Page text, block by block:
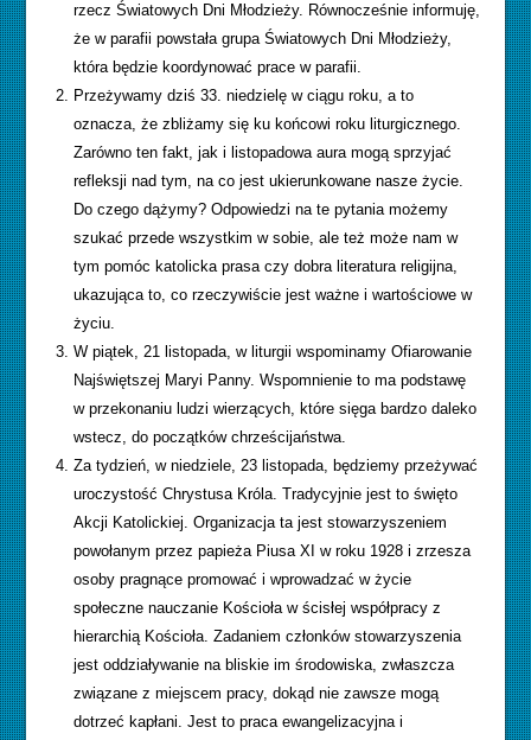
rzecz Światowych Dni Młodzieży. Równocześnie informuję,
że w parafii powstała grupa Światowych Dni Młodzieży,
która będzie koordynować prace w parafii.
Przeżywamy dziś 33. niedzielę w ciągu roku, a to
oznacza, że zbliżamy się ku końcowi roku liturgicznego.
Zarówno ten fakt, jak i listopadowa aura mogą sprzyjać
refleksji nad tym, na co jest ukierunkowane nasze życie.
Do czego dążymy? Odpowiedzi na te pytania możemy
szukać przede wszystkim w sobie, ale też może nam w
tym pomóc katolicka prasa czy dobra literatura religijna,
ukazująca to, co rzeczywiście jest ważne i wartościowe w
życiu.
W piątek, 21 listopada, w liturgii wspominamy Ofiarowanie
Najświętszej Maryi Panny. Wspomnienie to ma podstawę
w przekonaniu ludzi wierzących, które sięga bardzo daleko
wstecz, do początków chrześcijaństwa.
Za tydzień, w niedziele, 23 listopada, będziemy przeżywać
uroczystość Chrystusa Króla. Tradycyjnie jest to święto
Akcji Katolickiej. Organizacja ta jest stowarzyszeniem
powołanym przez papieża Piusa XI w roku 1928 i zrzesza
osoby pragnące promować i wprowadzać w życie
społeczne nauczanie Kościoła w ścisłej współpracy z
hierarchią Kościoła. Zadaniem członków stowarzyszenia
jest oddziaływanie na bliskie im środowiska, zwłaszcza
związane z miejscem pracy, dokąd nie zawsze mogą
dotrzeć kapłani. Jest to praca ewangelizacyjna i